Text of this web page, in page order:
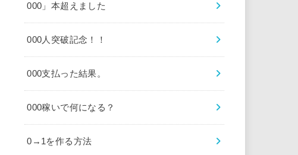
000」本超えました
000人突破記念！！
000支払った結果。
000稼いで何になる？
0→1を作る方法